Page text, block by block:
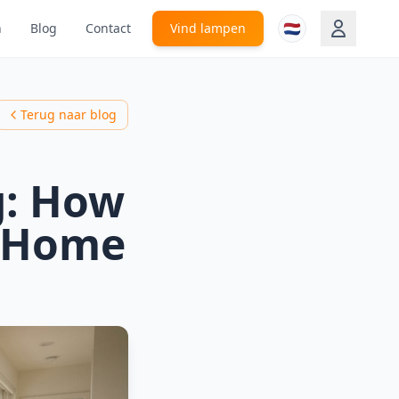
Blog Contact Vind lampen 🇳🇱
Terug naar blog
How